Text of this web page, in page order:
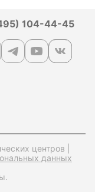
104-44-45
центров |
данных